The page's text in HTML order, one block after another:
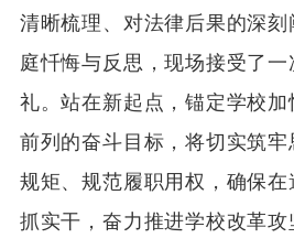
清晰梳理、对法律后果的深
庭忏悔与反思，现场接受了
礼。站在新起点，锚定学校加
前列的奋斗目标，将切实筑牢
规矩、规范履职用权，确保
抓实干， 奋力推进学校改革攻